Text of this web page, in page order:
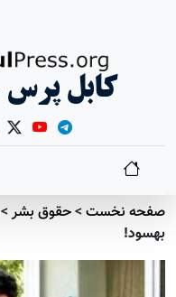
کابل پرس
صفحه نخست>حقوق بشر>
بهسود!